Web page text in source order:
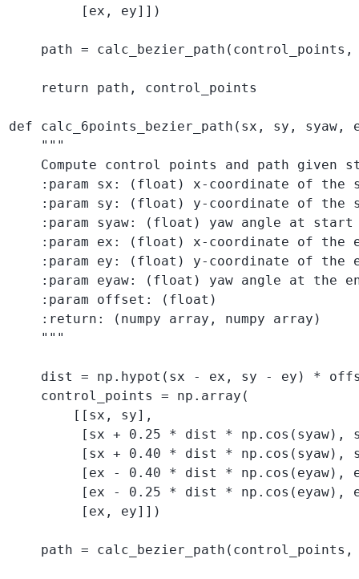
         [ex, ey]])
path = calc_bezier_path(control_points,
    return path, control_points
def calc_6points_bezier_path(sx, sy,
    """
Compute control points and path given
:param sx: (float) x-coordinate of the
:param sy: (float) y-coordinate of the
    :param syaw: (float) yaw angle at start
:param ex: (float) x-coordinate of the
:param ey: (float) y-coordinate of the
:param eyaw: (float) yaw angle at the
    :param offset: (float)
    :return: (numpy array, numpy array)
    """
dist = np.hypot(sx - ex, sy - ey) *
    control_points = np.array(
        [[sx, sy],
[sx + 0.25 * dist * np.cos(syaw),
[sx + 0.40 * dist * np.cos(syaw),
[ex - 0.40 * dist * np.cos(eyaw),
[ex - 0.25 * dist * np.cos(eyaw),
         [ex, ey]])
path = calc_bezier_path(control_points,